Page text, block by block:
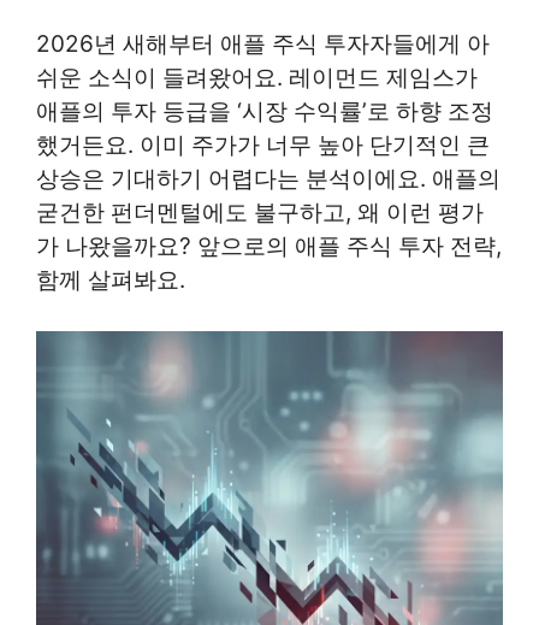
2026년 새해부터 애플 주식 투자자들에게 아
쉬운 소식이 들려왔어요. 레이먼드 제임스가
애플의 투자 등급을 ‘시장 수익률’로 하향 조정
했거든요. 이미 주가가 너무 높아 단기적인 큰
상승은 기대하기 어렵다는 분석이에요. 애플의
굳건한 펀더멘털에도 불구하고, 왜 이런 평가
가 나왔을까요? 앞으로의 애플 주식 투자 전략,
함께 살펴봐요.